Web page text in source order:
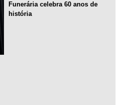
Funerária celebra 60 anos de
história